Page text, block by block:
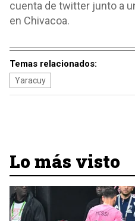
cuenta de twitter junto a
en Chivacoa.
Temas relacionados:
Yaracuy
Lo más visto